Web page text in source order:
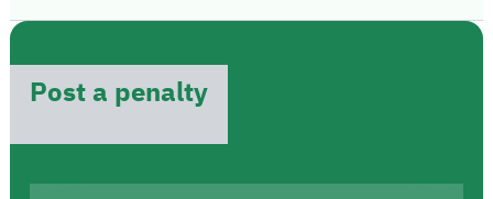
Post a penalty